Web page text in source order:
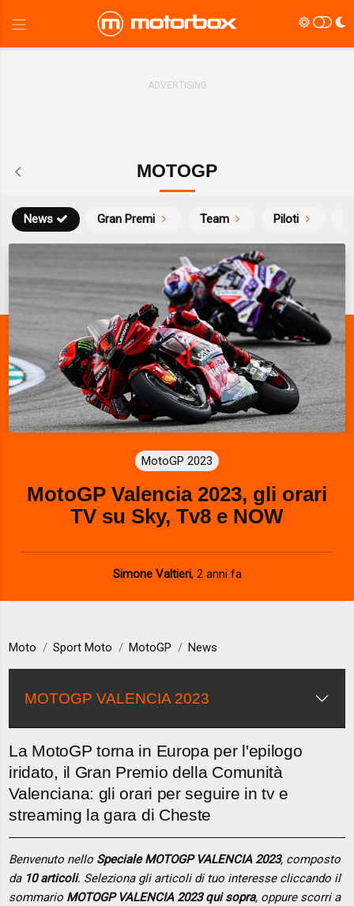
MOTOGP
News Gran Premi Team Piloti
MotoGP 2023
MotoGP Valencia 2023, gli orari
TV su Sky, Tv8 e NOW
Simone Valtieri, 2 anni fa
Moto Sport Moto MotoGP News
MOTOGP VALENCIA 2023
La MotoGP torna in Europa per l'epilogo
iridato, il Gran Premio della Comunità
Valenciana: gli orari per seguire in tv e
streaming la gara di Cheste
Benvenuto nello Speciale MOTOGP VALENCIA 2023, composto
da 10 articoli. Seleziona gli articoli di tuo interesse cliccando il
sommario MOTOGP VALENCIA 2023 qui sopra, oppure scorri a